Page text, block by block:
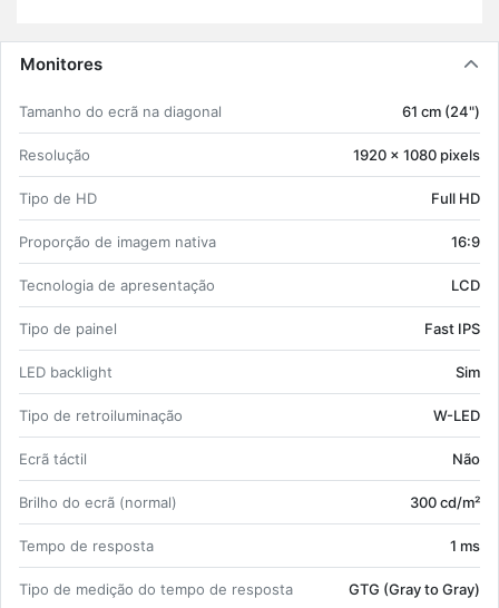
Tec­no­logia livre de cin­ti­lação;
E 18 kWh 19 W.
Monitores
Ta­manho do ecrã na di­a­gonal 61 cm (24")
Re­so­lução 1920 x 1080 pi­xels
Tipo de HD Full HD
Pro­porção de imagem na­tiva 16:9
Tec­no­logia de apre­sen­tação LCD
Tipo de painel Fast IPS
LED bac­klight Sim
Tipo de re­troi­lu­mi­nação W-LED
Ecrã táctil Não
Brilho do ecrã (normal) 300 cd/m²
Tempo de res­posta 1 ms
Tipo de me­dição do tempo de res­posta GTG (Gray to Gray)